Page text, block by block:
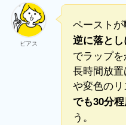
ビアス
ペーストが
逆に落と
でラップを
長時間放
や変色のリ
でも30分
う。